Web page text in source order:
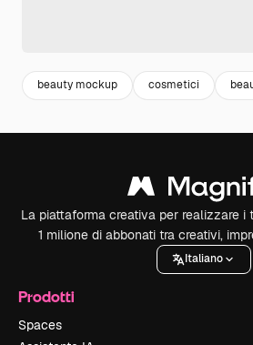
beauty mockup cosmetici
La piattaforma creativa per realizzare i
1 milione di abbonati tra creativi,
Italiano
Prodotti
Spaces